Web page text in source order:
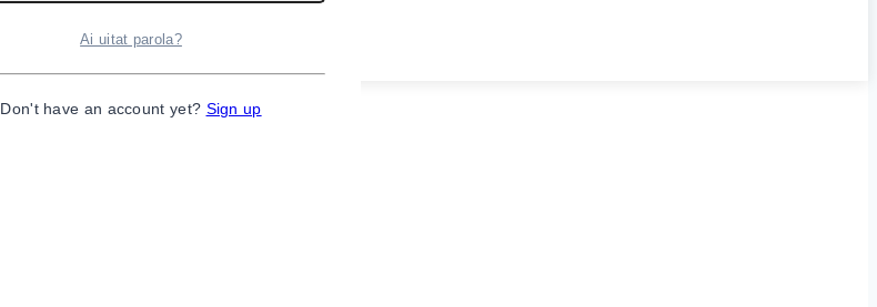
Ai uitat parola?
Don't have an account yet? Sign up